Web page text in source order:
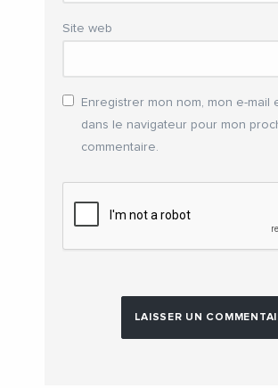
Site web
Enregistrer mon nom, mon e-mail
dans le navigateur pour mon
commentaire.